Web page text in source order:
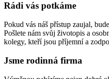
Rádi vás potkáme
Pokud vás náš přístup zaujal,
Pošlete nám svůj životopis a
kolegy, kteří jsou příjemní a
Jsme rodinná firma